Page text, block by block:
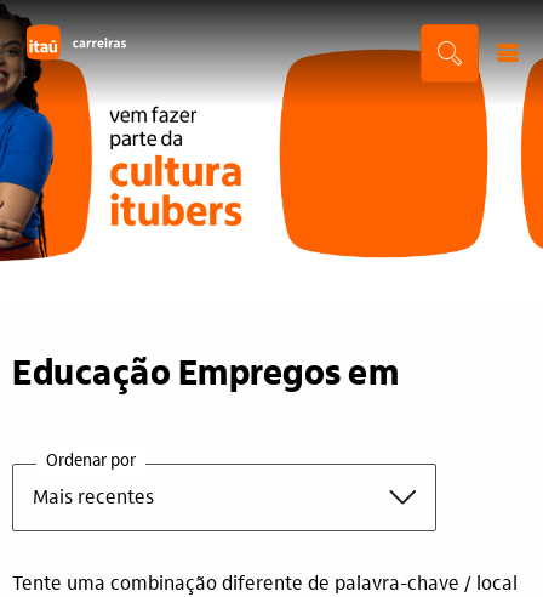
Ordenar por
Educação Empregos em
Tente uma combinação diferente de palavra-chave / local